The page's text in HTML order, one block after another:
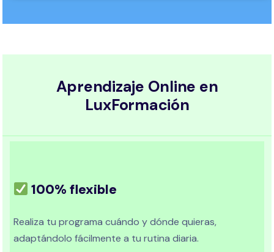
Aprendizaje Online en
LuxFormación
100% flexible
Realiza tu programa cuándo y dónde quieras,
adaptándolo fácilmente a tu rutina diaria.